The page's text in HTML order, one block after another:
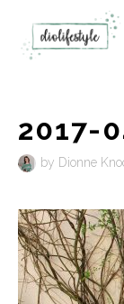
2017-
by Dionne